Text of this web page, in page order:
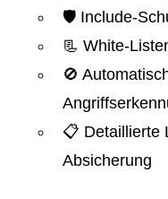
🛡️ Include-
📃 White-
🚫
📋 Detaillierte
Absicherung